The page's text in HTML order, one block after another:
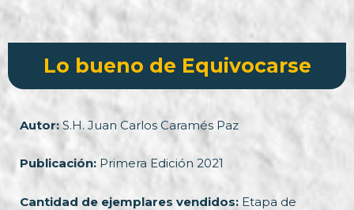
Lo bueno de Equivocarse
Autor:S.H. Juan Carlos Caramés Paz
Publicación: Primera Edición 2021
Cantidad de ejemplares vendidos: Etapa de